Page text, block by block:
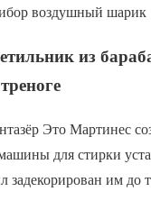
воздушный шарик
из
Это Мартинес
для стирки
им до